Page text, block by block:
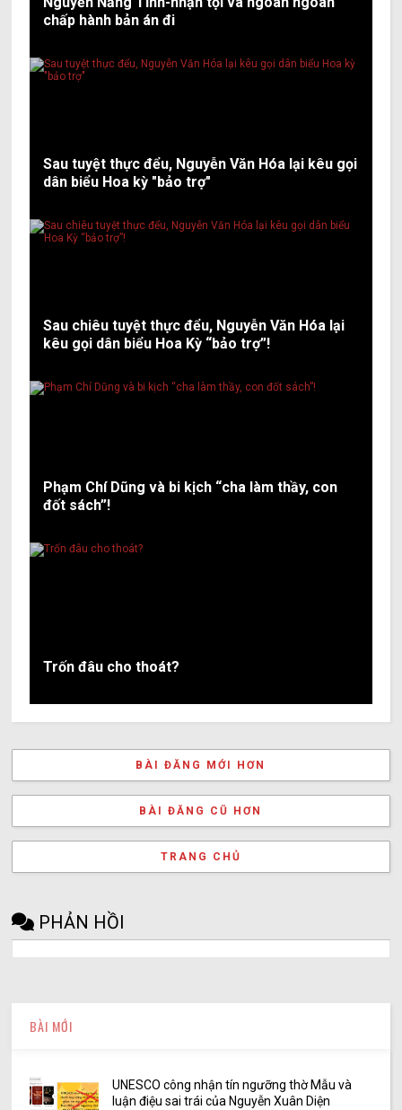
chấp hành bản án đi
Sau tuyệt thực đểu, Nguyễn Văn Hóa lại kêu gọi
dân biểu Hoa kỳ "bảo trợ"
Sau chiêu tuyệt thực đểu, Nguyễn Văn Hóa lại
kêu gọi dân biểu Hoa Kỳ “bảo trợ”!
Phạm Chí Dũng và bi kịch “cha làm thầy, con
đốt sách”!
Trốn đâu cho thoát?
BÀI ĐĂNG MỚI HƠN
BÀI ĐĂNG CŨ HƠN
TRANG CHỦ
PHẢN HỒI
BÀI MỚI
UNESCO công nhận tín ngưỡng thờ Mẫu và
luận điệu sai trái của Nguyễn Xuân Diện